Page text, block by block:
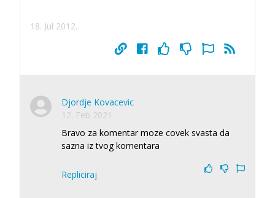
18. Jul 2012.
Djordje Kovacevic
12. Feb 2021.
Bravo za komentar moze covek svasta da
sazna iz tvog komentara
Repliciraj